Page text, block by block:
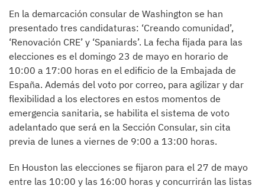
En la demarcación consular de Washington se han
presentado tres candidaturas: ‘Creando comunidad’,
‘Renovación CRE’ y ‘Spaniards’. La fecha fijada para las
elecciones es el domingo 23 de mayo en horario de
10:00 a 17:00 horas en el edificio de la Embajada de
España. Además del voto por correo, para agilizar y dar
flexibilidad a los electores en estos momentos de
emergencia sanitaria, se habilita el sistema de voto
adelantado que será en la Sección Consular, sin cita
previa de lunes a viernes de 9:00 a 13:00 horas.
En Houston las elecciones se fijaron para el 27 de mayo
entre las 10:00 y las 16:00 horas y concurrirán las listas